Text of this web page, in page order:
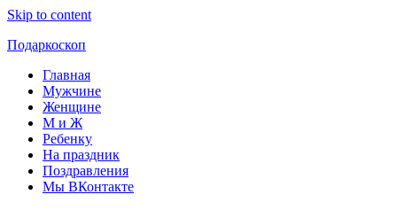
Skip to content
Подаркоскоп
Поможем
выбрать
подарить
Главная
Мужчине
Женщине
М и Ж
Ребенку
На праздник
Поздравления
Мы ВКонтакте